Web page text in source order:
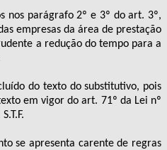
nos parágrafo 2º e 3º do art. 3º,
empresas da área de prestação
a redução do tempo para a
do texto do substitutivo, pois
em vigor do art. 71º da Lei nº
se apresenta carente de regras